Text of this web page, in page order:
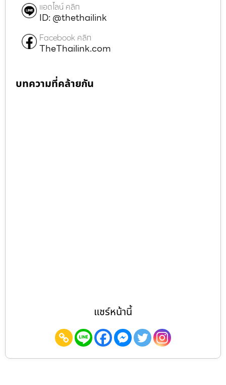
แอดไลน์ คลิก
ID: @thethailink
Facebook คลิก
TheThailink.com
บทความที่คล้ายกัน
แชร์หน้านี้